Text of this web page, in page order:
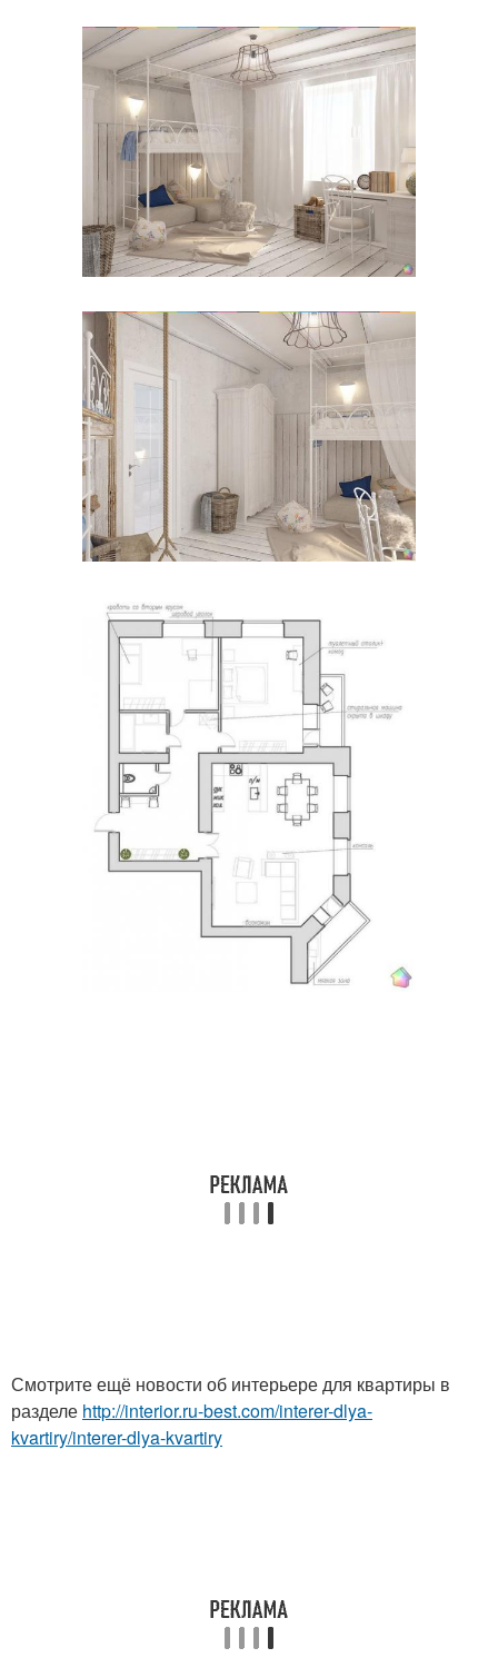
Смотрите ещё новости об интерьере для квартиры в
разделе http://interior.ru-best.com/interer-dlya-
kvartiry/interer-dlya-kvartiry